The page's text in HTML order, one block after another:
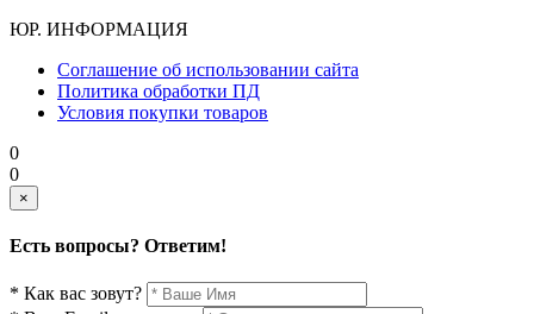
ЮР. ИНФОРМАЦИЯ
Соглашение об использовании сайта
Политика обработки ПД
Условия покупки товаров
0
0
×
Есть вопросы? Ответим!
* Как вас зовут?